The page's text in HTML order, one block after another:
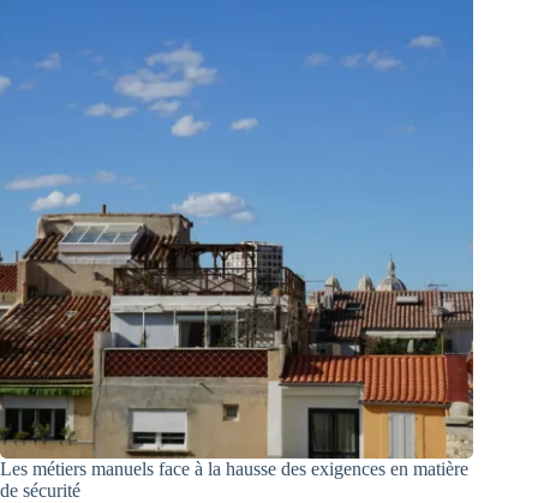
Les métiers manuels face à la hausse des exigences en matière
de sécurité